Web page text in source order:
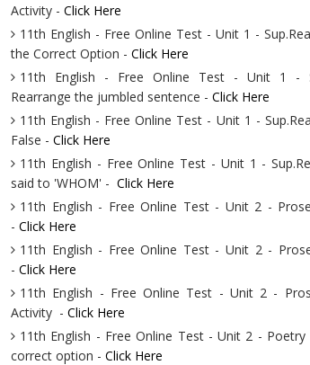
Activity - Click Here
11th English - Free Online Test - Unit 1 -
the Correct Option - Click Here
11th English - Free Online Test - Unit 1 -
Rearrange the jumbled sentence - Click Here
11th English - Free Online Test - Unit 1 -
False - Click Here
11th English - Free Online Test - Unit 1 -
said to 'WHOM' - Click Here
11th English - Free Online Test - Unit 2 -
- Click Here
11th English - Free Online Test - Unit 2 -
- Click Here
11th English - Free Online Test - Unit 2 -
Activity - Click Here
11th English - Free Online Test - Unit 2 -
correct option - Click Here